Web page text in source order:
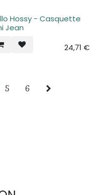
Hossy - Casquette
Jean
24,71 €
5 6